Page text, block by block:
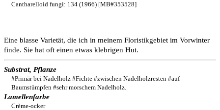
Cantharelloid fungi: 134 (1966) [MB#353528]
Eine blasse Varietät, die ich in meinem Floristikgebiet im Vorwinter
finde. Sie hat oft einen etwas klebrigen Hut.
Substrat, Pflanze
#Primär bei Nadelholz #Fichte #zwischen Nadelholzresten #auf
Baumstümpfen #sehr morschem Nadelholz.
Lamellenfarbe
Crème-ocker